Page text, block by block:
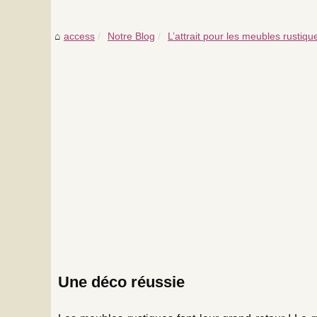
access Notre Blog L’attrait pour les meubles
Une déco réussie